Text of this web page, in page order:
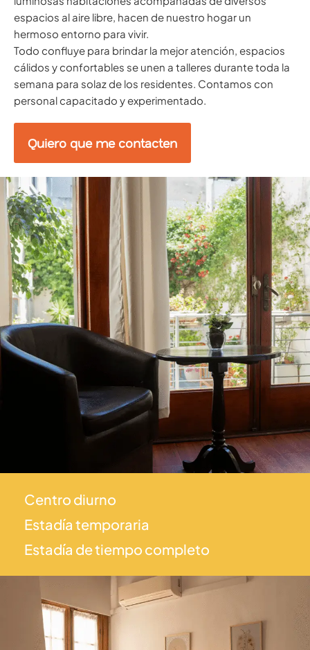
espacios al aire libre, hacen de nuestro hogar un
hermoso entorno para vivir.
Todo confluye para brindar la mejor atención, espacios
cálidos y confortables se unen a talleres durante toda la
semana para solaz de los residentes. Contamos con
personal capacitado y experimentado.
Quiero que me contacten
Centro diurno
Estadía temporaria
Estadía de tiempo completo